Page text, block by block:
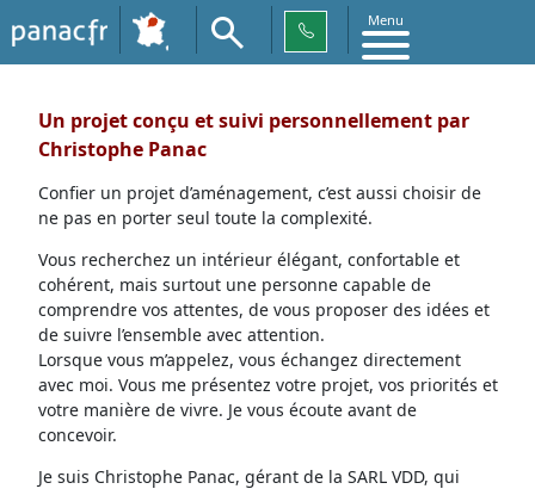
Menu
Un projet conçu et suivi personnellement par
Christophe Panac
Confier un projet d’aménagement, c’est aussi choisir de
ne pas en porter seul toute la complexité.
Vous recherchez un intérieur élégant, confortable et
cohérent, mais surtout une personne capable de
comprendre vos attentes, de vous proposer des idées et
de suivre l’ensemble avec attention.
Lorsque vous m’appelez, vous échangez directement
avec moi. Vous me présentez votre projet, vos priorités et
votre manière de vivre. Je vous écoute avant de
concevoir.
Je suis Christophe Panac, gérant de la SARL VDD, qui